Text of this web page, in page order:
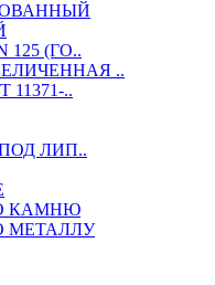
(ГО..
..
..
ЛИП..
КАМНЮ
МЕТАЛЛУ